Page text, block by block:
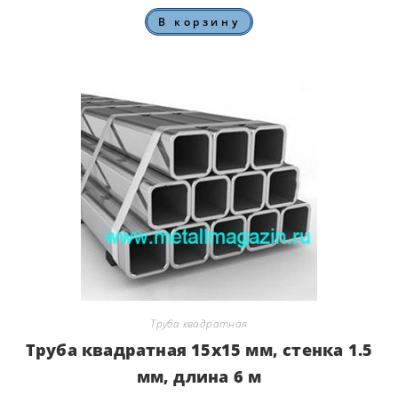
В корзину
Труба квадратная
Труба квадратная 15х15 мм, стенка 1.5
мм, длина 6 м